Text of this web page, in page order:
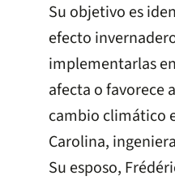
Su objetivo es
efecto
implementarlas
afecta o favorece
cambio climático
Carolina,
Su esposo,